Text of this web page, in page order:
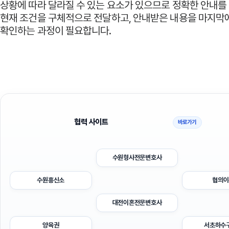
상황에 따라 달라질 수 있는 요소가 있으므로 정확한 안내
현재 조건을 구체적으로 전달하고, 안내받은 내용을 마지막
확인하는 과정이 필요합니다.
협력 사이트 바로가기
수원형사전문변호사
수원흥신소 협의
대전이혼전문변호사
양육권 서초하수